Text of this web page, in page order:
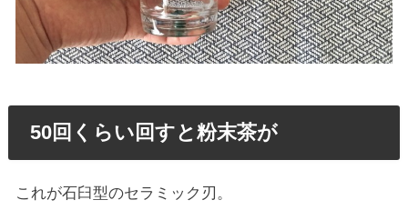
50回くらい回すと粉末茶が
これが石臼型のセラミック刃。